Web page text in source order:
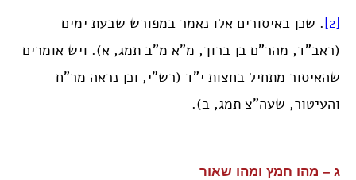
[2]
. שכן באיסורים אלו נאמר במפורש שבעת ימים
(ראב”ד, מהר”ם בן ברוך, מ”א מ”ב תמג, א). ויש אומרים
שהאיסור מתחיל בחצות י”ד (רש”י, וכן נראה מר”ח
והעיטור, שעה”צ תמג, ב).
ג – מהו חמץ ומהו שאור